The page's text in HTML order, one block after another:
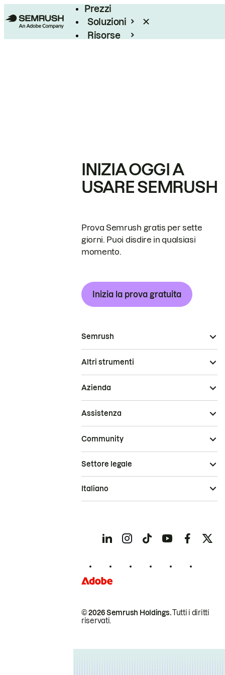
Prezzi
Soluzioni
Risorse
INIZIA OGGI A
USARE SEMRUSH
Prova Semrush gratis per sette
giorni. Puoi disdire in qualsiasi
momento.
Inizia la prova gratuita
Semrush
Altri strumenti
Azienda
Assistenza
Community
© 2026 Semrush Holdings.Tutti i diritti
riservati.
Settore legale
Italiano